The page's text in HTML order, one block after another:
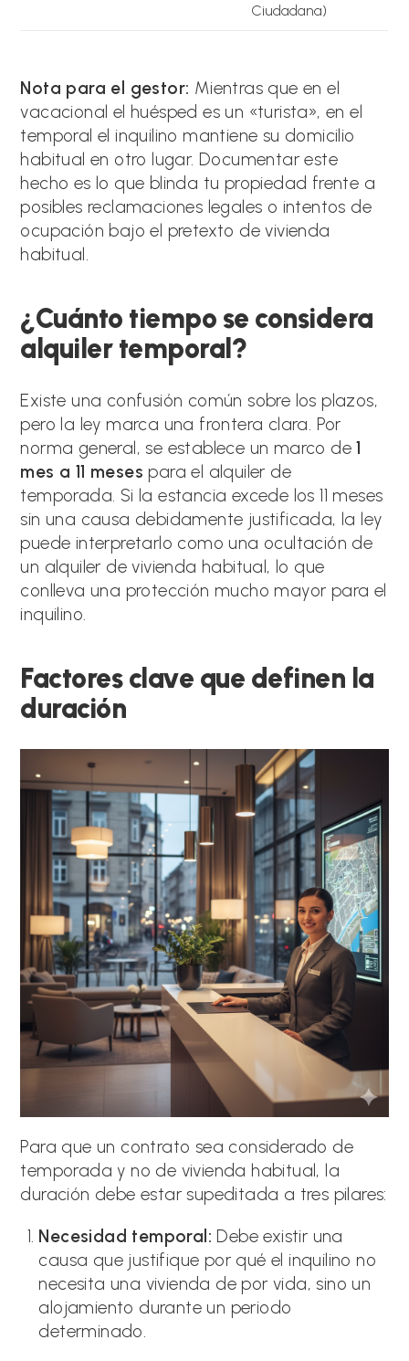
Ciudadana)
Nota para el gestor: Mientras que en el
vacacional el huésped es un «turista», en el
temporal el inquilino mantiene su domicilio
habitual en otro lugar. Documentar este
hecho es lo que blinda tu propiedad frente a
posibles reclamaciones legales o intentos de
ocupación bajo el pretexto de vivienda
habitual.
¿Cuánto tiempo se considera
alquiler temporal?
Existe una confusión común sobre los plazos,
pero la ley marca una frontera clara. Por
norma general, se establece un marco de1
mes a 11 meses para el alquiler de
temporada. Si la estancia excede los 11 meses
sin una causa debidamente justificada, la ley
puede interpretarlo como una ocultación de
un alquiler de vivienda habitual, lo que
conlleva una protección mucho mayor para el
inquilino.
Factores clave que definen la
duración
Para que un contrato sea considerado de
temporada y no de vivienda habitual, la
duración debe estar supeditada a tres pilares:
Necesidad temporal: Debe existir una
causa que justifique por qué el inquilino no
necesita una vivienda de por vida, sino un
alojamiento durante un periodo
determinado.